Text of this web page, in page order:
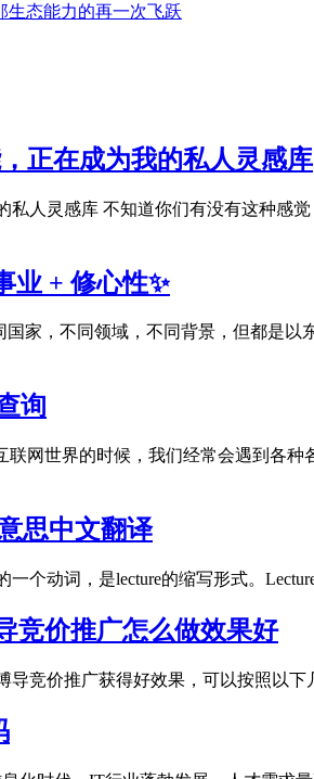
生态能力的再一次飞跃
正在成为我的私人灵感库
私人灵感库 不知道你们有没有这种
业 + 修心性✨
家，不同领域，不同背景，但都是
询
联网世界的时候，我们经常会遇到各
思中文翻译
个动词，是lecture的缩写形式。
竞价推广怎么做效果好
导竞价推广获得好效果，可以按照以